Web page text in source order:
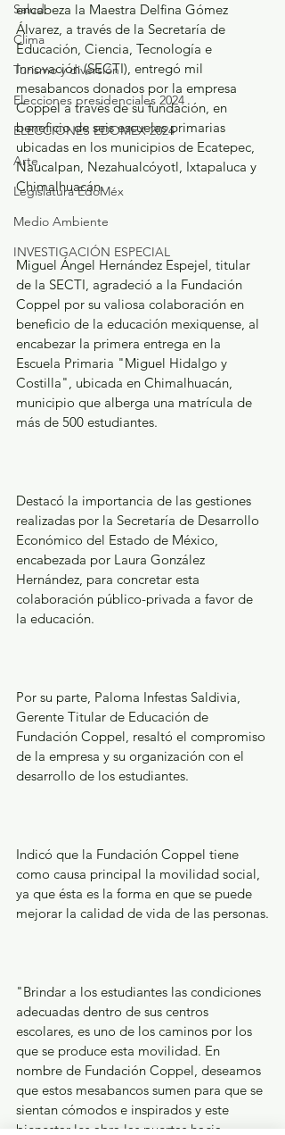
Salud
Clima
Turismo y diversión
Elecciones presidenciales 2024
ELECCIONES EDOMEX 2024
Arte
Legislatura EdoMéx
Medio Ambiente
INVESTIGACIÓN ESPECIAL
encabeza la Maestra Delfina Gómez
Álvarez, a través de la Secretaría de
Educación, Ciencia, Tecnología e
Innovación (SECTI), entregó mil
mesabancos donados por la empresa
Coppel a través de su fundación, en
beneficio de seis escuelas primarias
ubicadas en los municipios de Ecatepec,
Naucalpan, Nezahualcóyotl, Ixtapaluca y
Chimalhuacán.
Miguel Ángel Hernández Espejel, titular
de la SECTI, agradeció a la Fundación
Coppel por su valiosa colaboración en
beneficio de la educación mexiquense, al
encabezar la primera entrega en la
Escuela Primaria "Miguel Hidalgo y
Costilla", ubicada en Chimalhuacán,
municipio que alberga una matrícula de
más de 500 estudiantes.
Destacó la importancia de las gestiones
realizadas por la Secretaría de Desarrollo
Económico del Estado de México,
encabezada por Laura González
Hernández, para concretar esta
colaboración público-privada a favor de
la educación.
Por su parte, Paloma Infestas Saldivia,
Gerente Titular de Educación de
Fundación Coppel, resaltó el compromiso
de la empresa y su organización con el
desarrollo de los estudiantes.
Indicó que la Fundación Coppel tiene
como causa principal la movilidad social,
ya que ésta es la forma en que se puede
mejorar la calidad de vida de las personas.
"Brindar a los estudiantes las condiciones
adecuadas dentro de sus centros
escolares, es uno de los caminos por los
que se produce esta movilidad. En
nombre de Fundación Coppel, deseamos
que estos mesabancos sumen para que se
sientan cómodos e inspirados y este
bienestar les abra las puertas hacia